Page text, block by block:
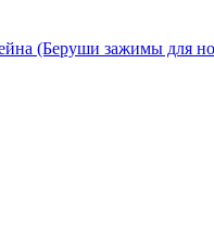
(Беруши зажимы для